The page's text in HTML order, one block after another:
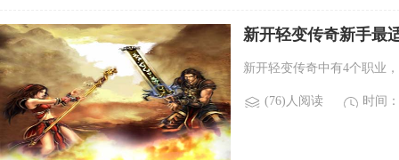
新开轻变传奇新手最
新开轻变传奇中有4个职业
(76)人阅读 时间